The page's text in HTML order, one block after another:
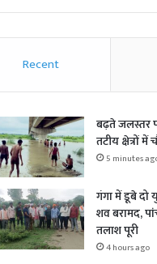
Recent
बढ़ते जलस्तर
तटीय क्षेत्रों
5 minutes
गंगा में डूबे
शव बरामद,
तलाश पूरी
4 hours ago